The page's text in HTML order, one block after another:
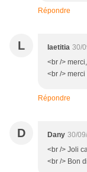
Répondre
L laetitia 30/
<br />
<br />
Répondre
D Dany 30/
<br /> Joli
<br /> Bon